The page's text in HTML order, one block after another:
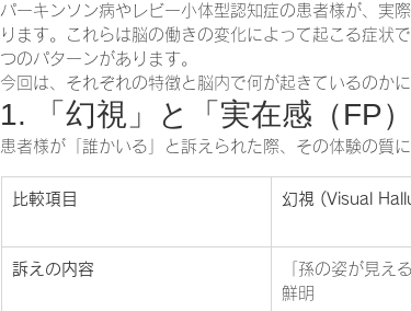
パーキンソン病やレビー小体型認知症の患者様が、実
ります。これらは脳の働きの変化によって起こる症状
つのパターンがあります。
今回は、それぞれの特徴と脳内で何が起きているのか
1. 「幻視」と「実在感（FP
患者様が「誰かいる」と訴えられた際、その体験の質
比較項目 幻視 (Visual
訴えの内容
「孫の姿が見え
鮮明